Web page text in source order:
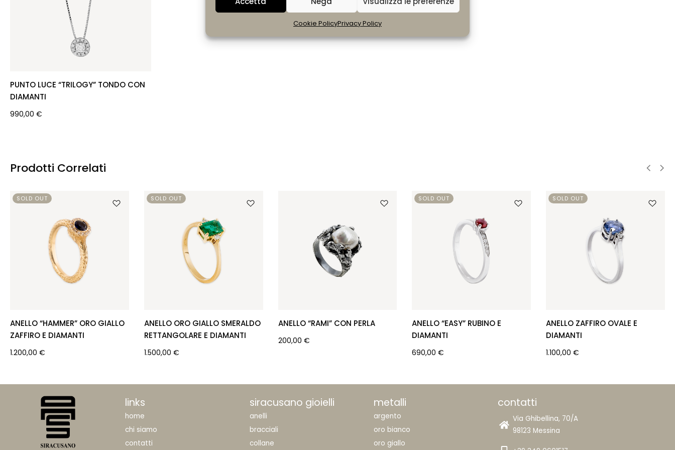
Cookie PolicyPrivacy Policy
PUNTO LUCE “TRILOGY” TONDO CON
DIAMANTI
990,00 €
Prodotti Correlati
SOLD OUT
ANELLO “HAMMER” ORO GIALLO
ZAFFIRO E DIAMANTI
1.200,00 €
SOLD OUT
ANELLO ORO GIALLO SMERALDO
RETTANGOLARE E DIAMANTI
1.500,00 €
ANELLO “RAMI” CON PERLA
200,00 €
SOLD OUT
ANELLO “EASY” RUBINO E
DIAMANTI
690,00€
SOLD OUT
ANELLO ZAFFIRO OVALE E
DIAMANTI
1.100,00€
links
home
chi siamo
contatti
siracusano gioielli
anelli
bracciali
collane
metalli
argento
oro bianco
oro giallo
contatti
Via Ghibellina, 70/A
98123 Messina